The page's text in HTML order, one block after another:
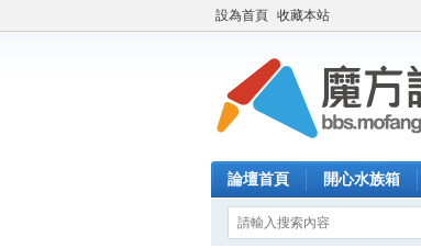
設為首頁 收藏本站
論壇首頁 開心水族箱